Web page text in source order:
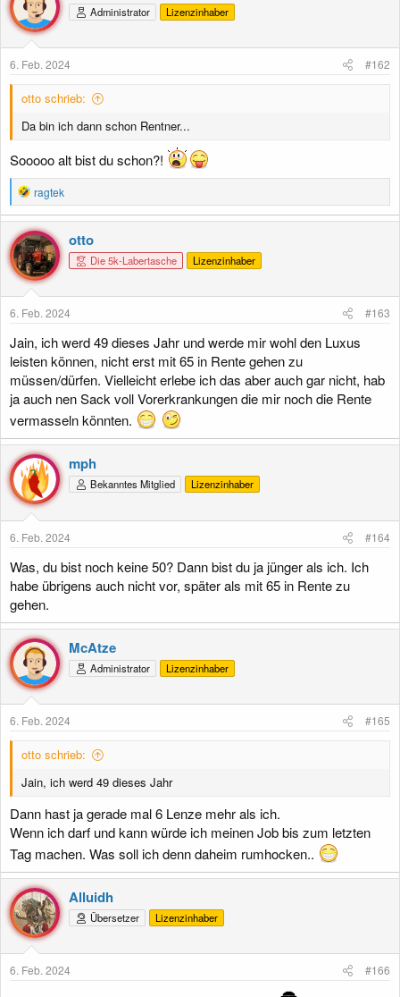
i
o
n
n
Administrator Lizenzinhaber
6. Feb. 2024 #162
otto schrieb:
Da bin ich dann schon Rentner...
Sooooo alt bist du schon?!
R
e
a
k
t
i
o
n
n
ragtek
otto
Die 5k-Labertasche Lizenzinhaber
6. Feb. 2024 #163
Jain, ich werd 49 dieses Jahr und werde mir wohl den Luxus
leisten können, nicht erst mit 65 in Rente gehen zu
müssen/dürfen. Vielleicht erlebe ich das aber auch gar nicht, hab
ja auch nen Sack voll Vorerkrankungen die mir noch die Rente
vermasseln könnten.
mph
Bekanntes Mitglied Lizenzinhaber
6. Feb. 2024 #164
Was, du bist noch keine 50? Dann bist du ja jünger als ich. Ich
habe übrigens auch nicht vor, später als mit 65 in Rente zu
gehen.
McAtze
Administrator Lizenzinhaber
6. Feb. 2024 #165
otto schrieb:
Jain, ich werd 49 dieses Jahr
Dann hast ja gerade mal 6 Lenze mehr als ich.
Wenn ich darf und kann würde ich meinen Job bis zum letzten
Tag machen. Was soll ich denn daheim rumhocken..
Alluidh
Übersetzer Lizenzinhaber
6. Feb. 2024 #166